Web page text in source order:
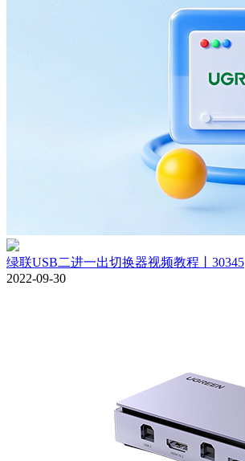
绿联USB二进一出切换器视频教程丨30345
2022-09-30